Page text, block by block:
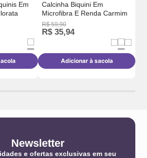
Em
Calcinha Biquini Em
Microfibra E Renda Carmim
R$ 59,90
R$ 35,94
Adicionar à sacola
Newsletter
e ofertas exclusivas em seu